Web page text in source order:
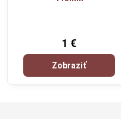
1 €
Zobraziť